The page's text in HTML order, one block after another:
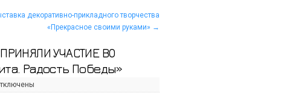
декоративно-прикладного творчества
«Прекрасное своими руками» →
УЧАСТИЕ ВО
Радость Победы»